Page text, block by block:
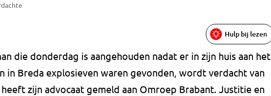
Hulp bij lezen
die donderdag is aangehouden nadat er in zijn huis aan het
in Breda explosieven waren gevonden, wordt verdacht van
zijn advocaat gemeld aan Omroep Brabant. Justitie en